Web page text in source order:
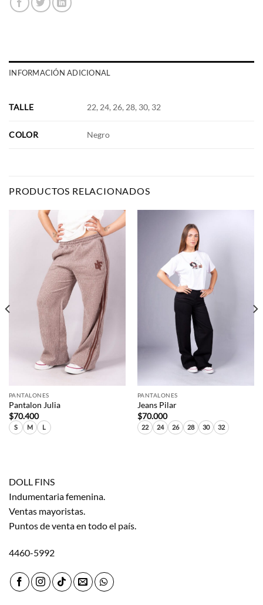
INFORMACIÓN ADICIONAL
TALLE 22, 24, 26, 28, 30, 32
COLOR Negro
PRODUCTOS RELACIONADOS
PANTALONES
Pantalon Julia
$70.400
S M L
PANTALONES
Jeans Pilar
$70.000
22 24 26 28 30 32
DOLL FINS
Indumentaria femenina.
Ventas mayoristas.
Puntos de venta en todo el país.
4460-5992